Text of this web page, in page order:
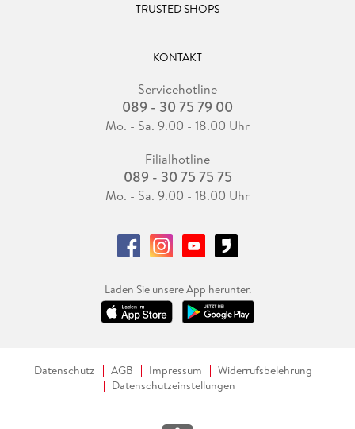
TRUSTED SHOPS
KONTAKT
Servicehotline
089 - 30 75 79 00
Mo. - Sa. 9.00 - 18.00 Uhr
Filialhotline
089 - 30 75 75 75
Mo. - Sa. 9.00 - 18.00 Uhr
Laden Sie unsere App herunter.
Datenschutz AGB Impressum
Widerrufsbelehrung
Datenschutzeinstellungen